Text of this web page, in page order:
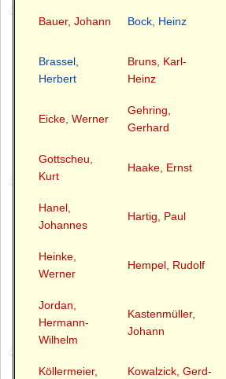
Bauer, Johann Bock, Heinz
Brassel,
Herbert
Bruns, Karl-
Heinz
Eicke, Werner
Gehring,
Gerhard
Gottscheu,
Kurt
Haake, Ernst
Hanel,
Johannes
Hartig, Paul
Heinke,
Werner
Hempel, Rudolf
Jordan,
Hermann-
Wilhelm
Kastenmüller,
Johann
Köllermeier,
Kowalzick, Gerd-